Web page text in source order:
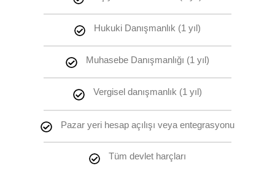
Hukuki Danışmanlık (1 yıl)
Muhasebe Danışmanlığı (1 yıl)
Vergisel danışmanlık (1 yıl)
Pazar yeri hesap açılışı veya entegrasyonu
Tüm devlet harçları